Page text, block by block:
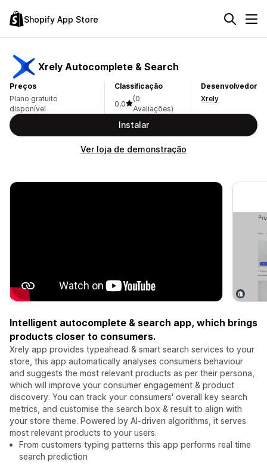
Shopify App Store
Xrely Autocomplete & Search
Preços
Plano gratuito
disponível
Classificação
0,0
(0
Avaliações)
Desenvolvedor
Xrely
Instalar
Ver loja de demonstração
Intelligent autocomplete & search app, which brings
products closer to consumers.
Xrely app provides typeahead & smart search services to your
store, this app automatically analyses consumers behaviour
and suggests the most relevant products as per their persona,
which will improve your consumer engagement & product
discovery. You can track your consumers' overall key search
metrics, and customise the search box & result to align with
your store theme. Powered by AI-driven algorithms, it serves
most relevant products to your users.
From customers typing patterns this app performs real time
search prediction